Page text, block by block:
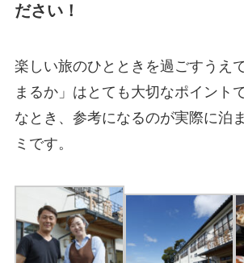
ださい！
楽しい旅のひとときを過ごすうえ
まるか」はとても大切なポイント
なとき、参考になるのが実際に泊
ミです。